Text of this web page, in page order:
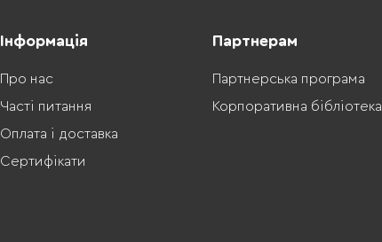
Інформація
Про нас
Часті питання
Оплата і доставка
Сертифікати
Партнерам
Партнерська програма
Корпоративна бібліотека